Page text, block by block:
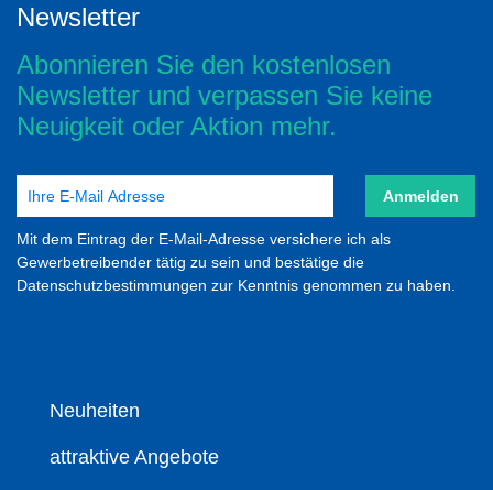
Newsletter
Abonnieren Sie den kostenlosen
Newsletter und verpassen Sie keine
Neuigkeit oder Aktion mehr.
Anmelden
Mit dem Eintrag der E-Mail-Adresse versichere ich als
Gewerbetreibender tätig zu sein und bestätige die
Datenschutzbestimmungen zur Kenntnis genommen zu haben.
Neuheiten
attraktive Angebote